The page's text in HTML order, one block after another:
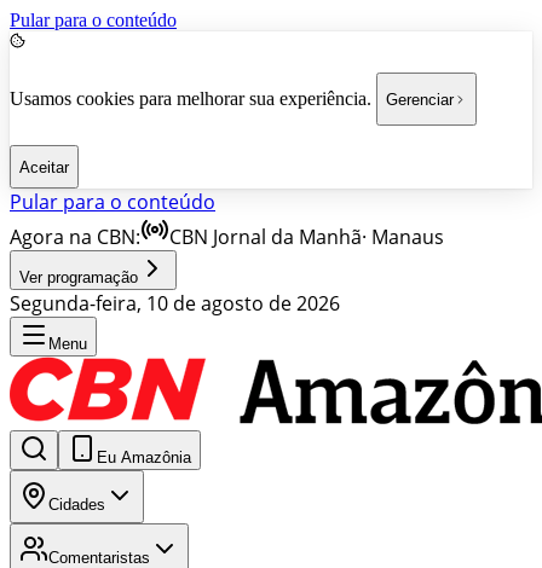
Pular para o conteúdo
Usamos cookies para melhorar sua experiência. Gerenciar
Aceitar
Pular para o conteúdo
Agora na CBN:
CBN Jornal da Manhã· Manaus
Ver programação
Segunda-feira, 10 de agosto de 2026
Menu
Eu Amazônia
Cidades
Comentaristas